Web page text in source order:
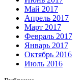
Май 2017
Апрель 2017
Март 2017
Февраль 2017
Январь 2017
Октябрь 2016
Июль 2016